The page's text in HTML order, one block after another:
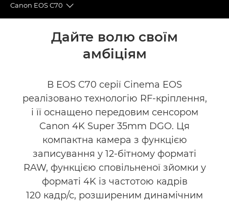
Canon EOS C70
Toggle breadcrumbs
Технічні характеристики
Аксесуари
Дайте волю своїм
амбіціям
В EOS C70 серії Cinema EOS
реалізовано технологію RF-кріплення,
і її оснащено передовим сенсором
Canon 4K Super 35mm DGO. Ця
компактна камера з функцією
записування у 12-бітному форматі
RAW, функцією сповільненої зйомки у
форматі 4K із частотою кадрів
120 кадр/с, розширеним динамічним